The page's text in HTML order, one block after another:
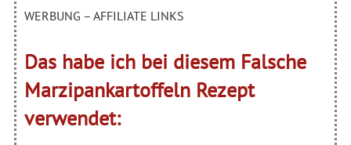
WERBUNG – AFFILIATE LINKS
Das habe ich bei diesem Falsche
Marzipankartoffeln Rezept
verwendet: